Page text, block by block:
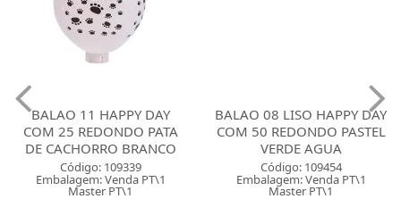
BALAO 11 HAPPY DAY
COM 25 REDONDO PATA
DE CACHORRO BRANCO
Código: 109339
Embalagem: Venda PT\1
Master PT\1
BALAO 08 LISO HAPPY DAY
COM 50 REDONDO PASTEL
VERDE AGUA
Código: 109454
Embalagem: Venda PT\1
Master PT\1